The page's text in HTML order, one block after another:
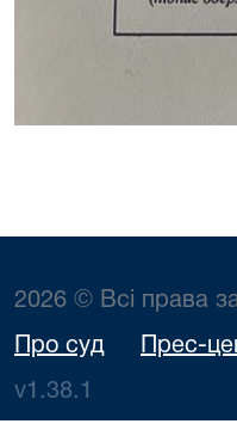
2026 © Всі права
Про суд Прес-
v1.38.1